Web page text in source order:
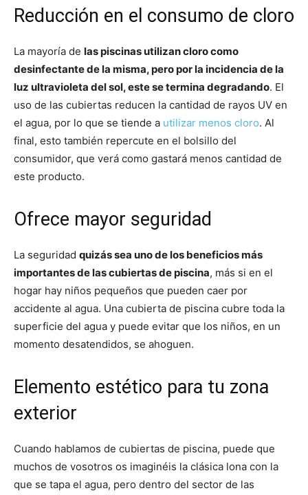
Reducción en el consumo de cloro
La mayoría de las piscinas utilizan cloro como
desinfectante de la misma, pero por la incidencia de la
luz ultravioleta del sol, este se termina degradando. El
uso de las cubiertas reducen la cantidad de rayos UV en
el agua, por lo que se tiende a utilizar menos cloro. Al
final, esto también repercute en el bolsillo del
consumidor, que verá como gastará menos cantidad de
este producto.
Ofrece mayor seguridad
La seguridad quizás sea uno de los beneficios más
importantes de las cubiertas de piscina, más si en el
hogar hay niños pequeños que pueden caer por
accidente al agua. Una cubierta de piscina cubre toda la
superficie del agua y puede evitar que los niños, en un
momento desatendidos, se ahoguen.
Elemento estético para tu zona
exterior
Cuando hablamos de cubiertas de piscina, puede que
muchos de vosotros os imaginéis la clásica lona con la
que se tapa el agua, pero dentro del sector de las